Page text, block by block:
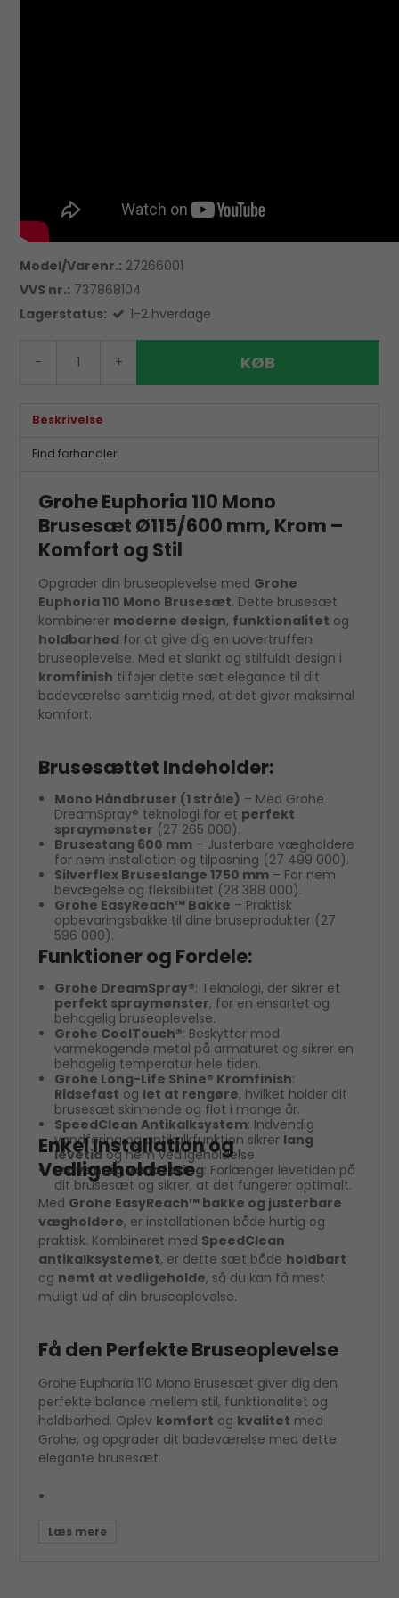
Model/Varenr.: 27266001
VVS nr.: 737868104
Lagerstatus:
1-2 hverdage
- + KØB
Beskrivelse
Find forhandler
Grohe Euphoria 110 Mono
Brusesæt Ø115/600 mm, Krom –
Komfort og Stil
Opgrader din bruseoplevelse med Grohe
Euphoria 110 Mono Brusesæt. Dette brusesæt
kombinerer moderne design, funktionalitet og
holdbarhed for at give dig en uovertruffen
bruseoplevelse. Med et slankt og stilfuldt design i
kromfinish tilføjer dette sæt elegance til dit
badeværelse samtidig med, at det giver maksimal
komfort.
Brusesættet Indeholder:
Mono Håndbruser (1 stråle) – Med Grohe
DreamSpray® teknologi for et perfekt
spraymønster (27 265 000).
Brusestang 600 mm– Justerbare vægholdere
for nem installation og tilpasning (27 499 000).
Silverflex Bruseslange 1750 mm– For nem
bevægelse og fleksibilitet (28 388 000).
Grohe EasyReach™ Bakke – Praktisk
opbevaringsbakke til dine bruseprodukter (27
596 000).
Funktioner og Fordele:
Grohe DreamSpray®: Teknologi, der sikrer et
perfekt spraymønster, for en ensartet og
behagelig bruseoplevelse.
Grohe CoolTouch®: Beskytter mod
varmekogende metal på armaturet og sikrer en
behagelig temperatur hele tiden.
Grohe Long-Life Shine® Kromfinish:
Ridsefast og let at rengøre, hvilket holder dit
brusesæt skinnende og flot i mange år.
SpeedClean Antikalksystem: Indvendig
vandføring og antikalkfunktion sikrer lang
levetidog nem vedligeholdelse.
Indvendig Vandføring: Forlænger levetiden på
dit brusesæt og sikrer, at det fungerer optimalt.
Enkel Installation og
Vedligeholdelse
Med Grohe EasyReach™ bakke og justerbare
vægholdere, er installationen både hurtig og
praktisk. Kombineret med SpeedClean
antikalksystemet, er dette sæt både holdbart
og nemt at vedligeholde, så du kan få mest
muligt ud af din bruseoplevelse.
Få den Perfekte Bruseoplevelse
Grohe Euphoria 110 Mono Brusesæt giver dig den
perfekte balance mellem stil, funktionalitet og
holdbarhed. Oplev komfort og kvalitet med
Grohe, og opgrader dit badeværelse med dette
elegante brusesæt.